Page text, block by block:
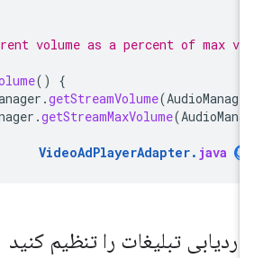
volume as a percent of max
()
.getStreamVolume(
.getStreamMaxVolume(
VideoAdPlayerAdapter.java
ردیابی تبلیغات را تنظیم کنید